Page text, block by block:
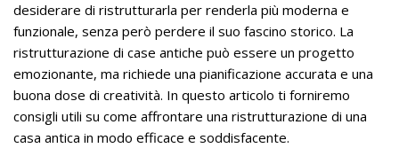
desiderare di ristrutturarla per renderla più moderna e
funzionale, senza però perdere il suo fascino storico. La
ristrutturazione di case antiche può essere un progetto
emozionante, ma richiede una pianificazione accurata e una
buona dose di creatività. In questo articolo ti forniremo
consigli utili su come affrontare una ristrutturazione di una
casa antica in modo efficace e soddisfacente.